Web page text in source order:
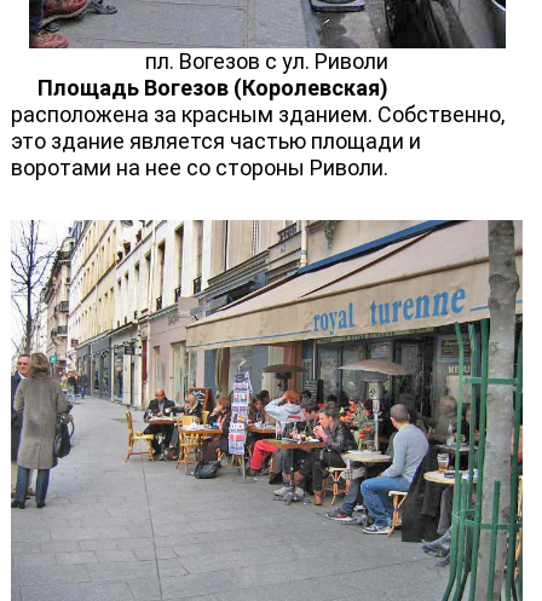
пл. Вогезов с ул. Риволи
Площадь Вогезов (Королевская)
расположена за красным зданием. Собственно,
это здание является частью площади и
воротами на нее со стороны Риволи.